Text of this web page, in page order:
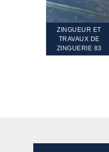
ZINGUEUR ET
TRAVAUX DE
ZINGUERIE 83